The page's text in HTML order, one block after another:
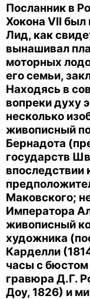
Посланник в
Хокона VII был
Лид, как
вынашивал
моторных
его семьи,
Находясь в
вопреки духу
несколько
живописный
Бернадота
государств
впоследствии
Маковского;
Императора
живописный
художника
Карделли
часы с
гравюра Д.Г.
Доу, 1826) и